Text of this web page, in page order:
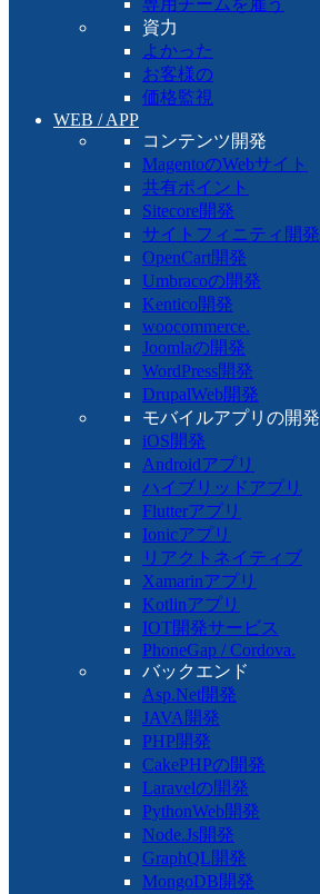
専用チームを雇う
資力
よかった
お客様の
価格監視
WEB / APP
コンテンツ開発
MagentoのWebサイト
共有ポイント
Sitecore開発
サイトフィニティ開発
OpenCart開発
Umbracoの開発
Kentico開発
woocommerce.
Joomlaの開発
WordPress開発
DrupalWeb開発
モバイルアプリの開発
iOS開発
Androidアプリ
ハイブリッドアプリ
Flutterアプリ
Ionicアプリ
リアクトネイティブ
Xamarinアプリ
Kotlinアプリ
IOT開発サービス
PhoneGap / Cordova.
バックエンド
Asp.Net開発
JAVA開発
PHP開発
CakePHPの開発
Laravelの開発
PythonWeb開発
Node.Js開発
GraphQL開発
MongoDB開発